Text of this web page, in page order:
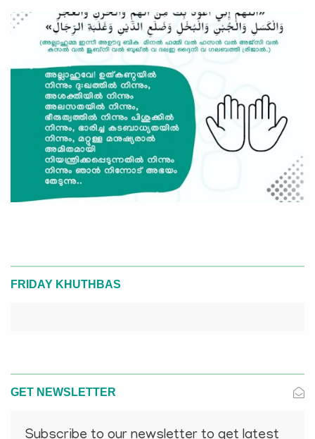
FRIDAY KHUTHBAS
GET NEWSLETTER
Subscribe to our newsletter to get latest